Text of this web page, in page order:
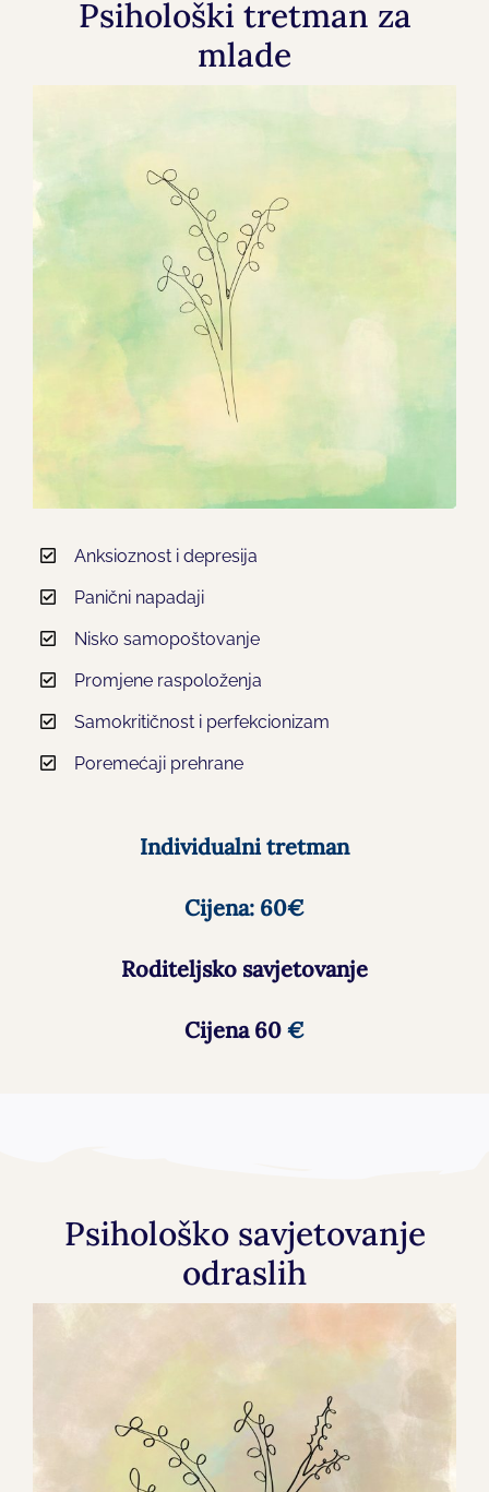
Psihološki tretman za
mlade
Anksioznost i depresija
Panični napadaji
Nisko samopoštovanje
Promjene raspoloženja
Samokritičnost i perfekcionizam
Poremećaji prehrane
Individualni tretman
Cijena: 60€
Roditeljsko savjetovanje
Cijena 60 €
Psihološko savjetovanje
odraslih